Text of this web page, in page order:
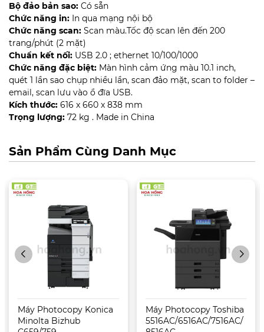
Bộ đảo bản sao: Có sẵn
Chức năng in: In qua mạng nội bộ
Chức năng scan: Scan màu.Tốc độ scan lên đến 200
trang/phút (2 mặt)
Chuẩn kết nối: USB 2.0 ; ethernet 10/100/1000
Chức năng đặc biệt: Màn hình cảm ứng màu 10.1 inch,
quét 1 lần sao chụp nhiều lần, scan đảo mặt, scan to folder –
email, scan lưu vào ổ đĩa USB.
Kích thước: 616 x 660 x 838 mm
Trọng lượng: 72 kg . Made in China
Sản Phẩm Cùng Danh Mục
Máy Photocopy Konica
Minolta Bizhub
Máy Photocopy Toshiba
5516AC/6516AC/7516AC/